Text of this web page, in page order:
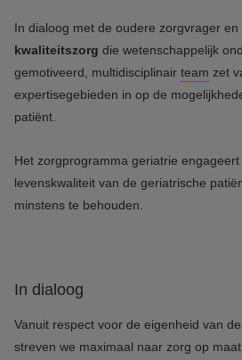
In dialoog met de oudere zorgvrager
kwaliteitszorg die wetenschappelijk
gemotiveerd, multidisciplinair team zet
expertisegebieden in op de
patiënt.
Het zorgprogramma geriatrie engageert
levenskwaliteit van de geriatrische
minstens te behouden.
In dialoog
Vanuit respect voor de eigenheid van
streven we maximaal naar zorg op